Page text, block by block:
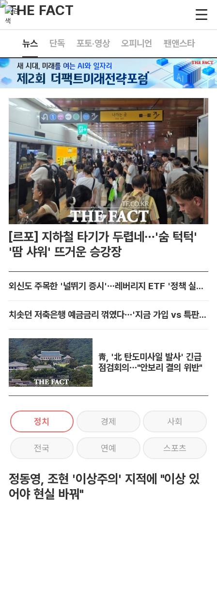
뉴스 단독 포토·영상 오피니언 팬앤스타
[르포] 지하철 타기가 두렵네…'숨 턱턱'
'땀 샤워' 뜨거운 승강장
외신도 주목한 '널뛰기 증시'…레버리지 ETF '정책 실패' 책임론 공방
치솟던 저축은행 예금금리 꺾였다…'지금 가입 vs 특판 대기' 셈법 복잡
靑, '北 탄도미사일 발사' 긴급
점검회의…"안보리 결의 위반"
정치 경제 사회
전국 연예 스포츠
정동영, 조현 '이상주의' 지적에 "이상 있
어야 현실 바꿔"